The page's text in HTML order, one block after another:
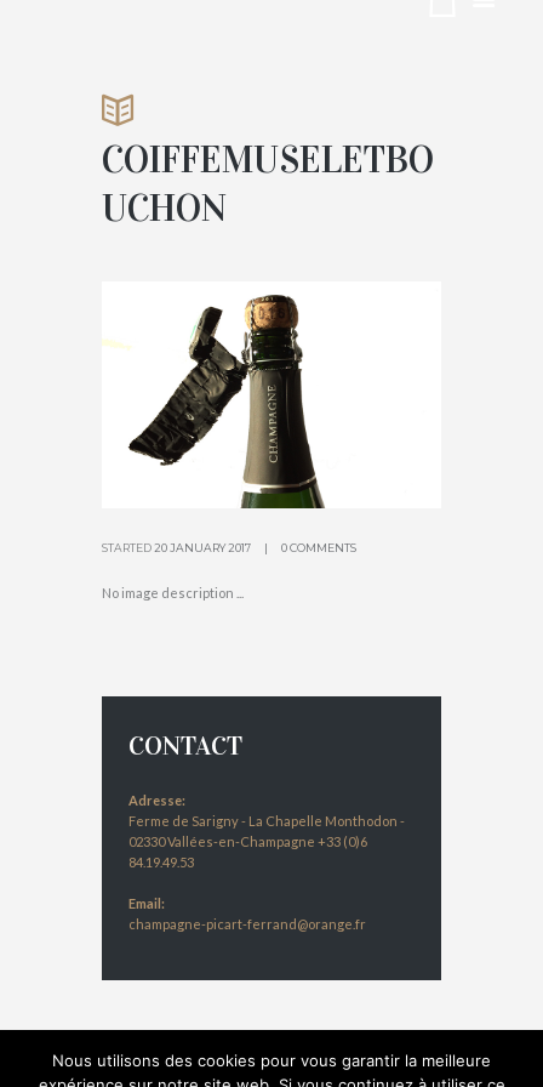
ACCUEIL
VINIFICATION
ATTACHMENT:
COIFFEMUSELETBO
UCHON
STARTED 20 JANUARY 2017 0 COMMENTS
No image description ...
CONTACT
Adresse:
Ferme de Sarigny - La Chapelle Monthodon -
02330 Vallées-en-Champagne +33 (0)6
84.19.49.53
Email:
champagne-picart-ferrand@orange.fr
Nous utilisons des cookies pour vous garantir la meilleure